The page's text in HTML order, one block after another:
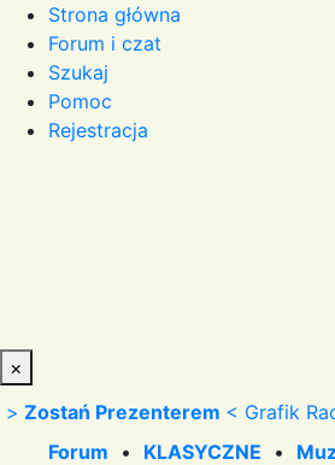
Strona główna
Forum i czat
Szukaj
Pomoc
Rejestracja
×
> Zostań Prezenterem < Grafik
Forum • KLASYCZNE •